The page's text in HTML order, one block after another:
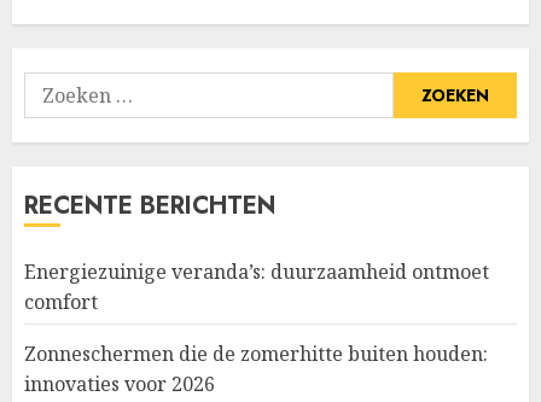
Zoeken
naar:
RECENTE BERICHTEN
Energiezuinige veranda’s: duurzaamheid ontmoet
comfort
Zonneschermen die de zomerhitte buiten houden:
innovaties voor 2026